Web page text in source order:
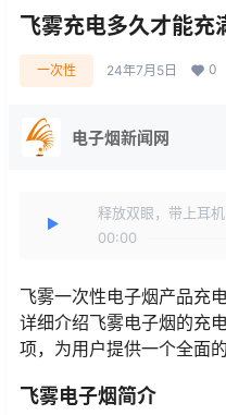
飞雾充电多久才能充
一次性 24年7月5日 0
电子烟新闻网
释放双眼，带上耳机
00:00
飞雾一次性电子烟产品充
详细介绍飞雾电子烟的充
项，为用户提供一个全面的
飞雾电子烟简介